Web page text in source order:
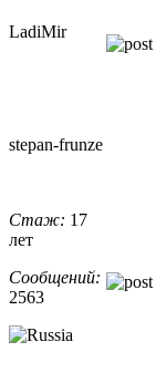
LadiMir
stepan-frunz​e
Стаж: 17
лет
Сообщений:
2563